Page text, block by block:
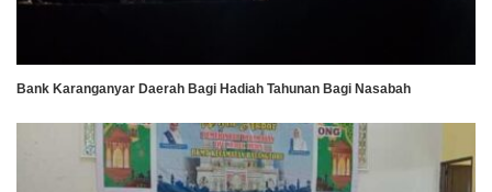
Bank Karanganyar Daerah Bagi Hadiah Tahunan Bagi Nasabah